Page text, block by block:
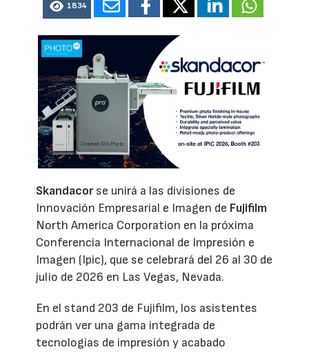
1834
Skandacorse unirá a las divisiones de
Innovación Empresarial e Imagen de Fujifilm
North America Corporation en la próxima
Conferencia Internacional de Impresión e
Imagen (Ipic), que se celebrará del 26 al 30 de
julio de 2026 en Las Vegas, Nevada.
En el stand 203 de Fujifilm, los asistentes
podrán ver una gama integrada de
tecnologías de impresión y acabado